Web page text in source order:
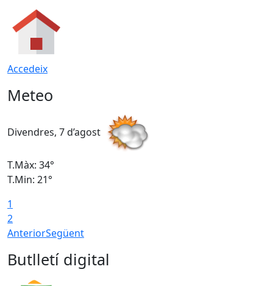
Accedeix
Meteo
Divendres, 7 d’agost
T.Màx: 34°
T.Min: 21°
1
2
AnteriorSegüent
Butlletí digital